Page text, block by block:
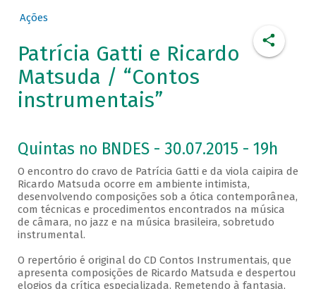
Ações
Patrícia Gatti e Ricardo
Matsuda / “Contos
instrumentais”
Quintas no BNDES - 30.07.2015 - 19h
O encontro do cravo de Patrícia Gatti e da viola caipira de
Ricardo Matsuda ocorre em ambiente intimista,
desenvolvendo composições sob a ótica contemporânea,
com técnicas e procedimentos encontrados na música
de câmara, no jazz e na música brasileira, sobretudo
instrumental.
O repertório é original do CD Contos Instrumentais, que
apresenta composições de Ricardo Matsuda e despertou
elogios da crítica especializada. Remetendo à fantasia,